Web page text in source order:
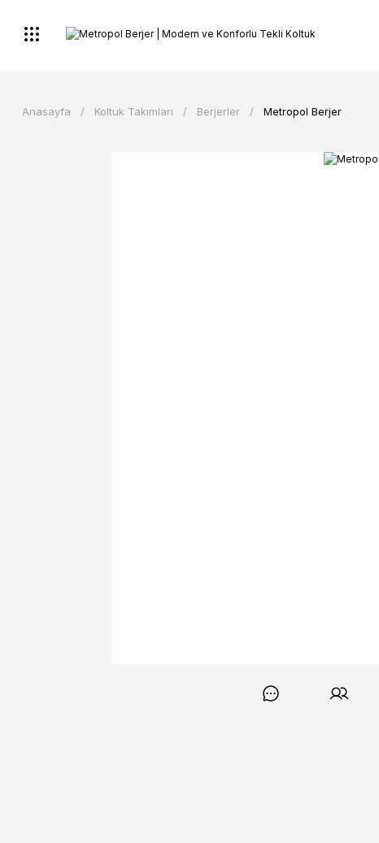
Anasayfa Koltuk Takımları Berjerler Metropol Berjer